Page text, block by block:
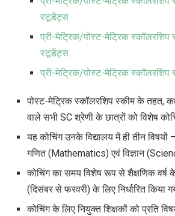
स्टूडेंट्स
प्री-मेट्रिक/पोस्ट-मेट्रिक स्कॉलरशिप
स्टूडेंट्स
प्री-मेट्रिक/पोस्ट-मेट्रिक स्कॉलरशिप
पोस्ट-मेट्रिक स्कॉलरशिप स्कीम के तहत,
वाले सभी SC श्रेणी के छात्रों को विशेष
यह कोचिंग उनके विद्यालय में ही तीन
गणित (Mathematics) एवं विज्ञान
कोचिंग का समय विशेष रूप से शैक्षणिक वर्ष
(दिसंबर से फरवरी) के लिए निर्धारित किया
कोचिंग के लिए नियुक्त शिक्षकों को प्रति